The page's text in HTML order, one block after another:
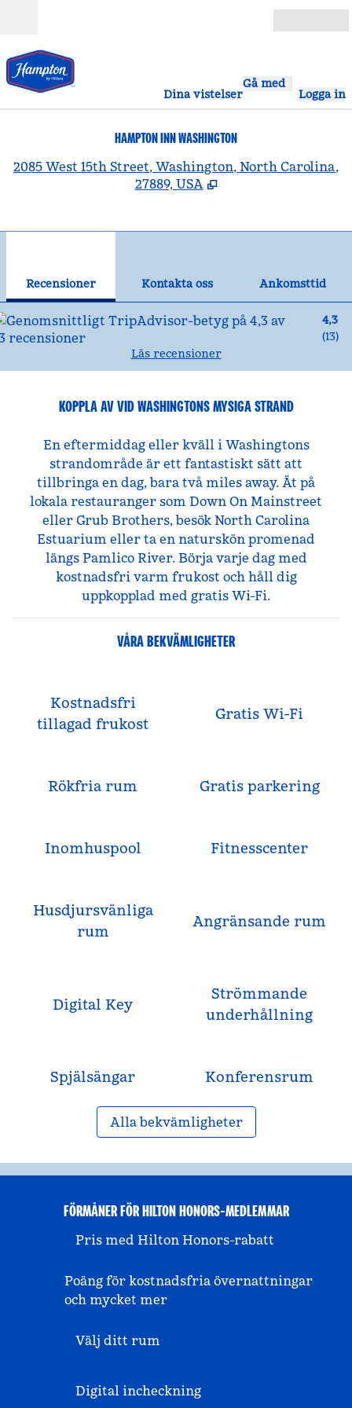
Dina vistelser
Gå med
Logga in
HAMPTON INN WASHINGTON
2085 West 15th Street, Washington, North Carolina,
27889, USA
Recensioner Kontakta oss
Ankomsttid
4,3
(13)
Läs recensioner
KOPPLA AV VID WASHINGTONS MYSIGA STRAND
En eftermiddag eller kväll i Washingtons
strandområde är ett fantastiskt sätt att
tillbringa en dag, bara två miles away. Ät på
lokala restauranger som Down On Mainstreet
eller Grub Brothers, besök North Carolina
Estuarium eller ta en naturskön promenad
längs Pamlico River. Börja varje dag med
kostnadsfri varm frukost och håll dig
uppkopplad med gratis Wi-Fi.
VÅRA BEKVÄMLIGHETER
Kostnadsfri
tillagad frukost
Gratis Wi-Fi
Rökfria rum Gratis parkering
Inomhuspool Fitnesscenter
Husdjursvänliga
rum
Angränsande rum
Digital Key
Strömmande
underhållning
Spjälsängar Konferensrum
Alla bekvämligheter
FÖRMÅNER FÖR HILTON HONORS-MEDLEMMAR
Pris med Hilton Honors-rabatt
Poäng för kostnadsfria övernattningar
och mycket mer
Välj ditt rum
Digital incheckning